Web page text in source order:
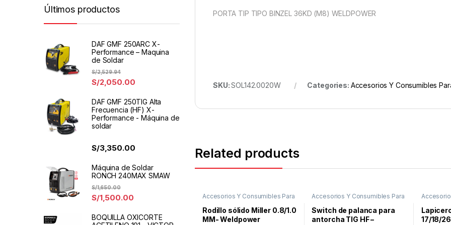
PORTA TIP TIPO BINZEL 36KD (M8) WELDPOWER
SKU:SOL142.0020W Categories: Accesorios Y Consumibles
Related products
Accesorios Y Consumibles Para
Rodillo sólido Miller 0.8/1.0
MM- Weldpower
Accesorios Y Consumibles Para
Switch de palanca para
antorcha TIG HF –
17/18/
Últimos productos
DAF GMF 250ARC X-
Performance – Maquina
de Soldar
S/2,050.00
S/2,529.94
DAF GMF 250TIG Alta
Frecuencia (HF) X-
Performance - Máquina de
soldar
S/3,350.00
Máquina de Soldar
RONCH 240MAX SMAW
S/1,500.00
S/1,650.00
BOQUILLA OXICORTE